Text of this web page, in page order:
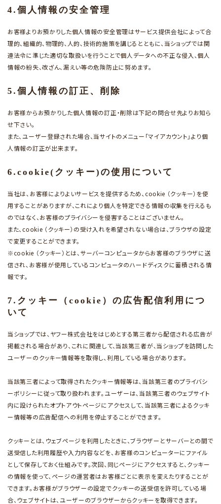
4.個人情報の安全管理
お客様よりお預かりした個人情報の安全管理はサービス提供会社によって合
理的、組織的、物理的、人的、技術的施策を講じるとともに、当ショップでは関
連法令に準じた適切な取扱いを行うことで個人データへの不正な侵入、個人
情報の紛失、改ざん、漏えい等の危険防止に努めます。
5.個人情報の訂正、削除
お客様からお預かりした個人情報の訂正・削除は下記の問合せ先よりお知ら
せ下さい。
また、ユーザー登録された場合、当サイトのメニュー「マイアカウント」より個
人情報の訂正が出来ます。
6.cookie(クッキー)の使用について
当社は、お客様によりよいサービスを提供するため、cookie （クッキー）を使
用することがありますが、これにより個人を特定できる情報の収集を行えるも
のではなく、お客様のプライバシーを侵害することはございません。
また、cookie （クッキー）の受け入れを希望されない場合は、ブラウザの設定
で変更することができます。
※cookie （クッキー）とは、サーバーコンピュータからお客様のブラウザに送
信され、お客様が使用しているコンピュータのハードディスクに蓄積される情
報です。
7.クッキー（cookie）の広告配信利用につ
いて
当ショップでは、ヤフー株式会社をはじめとする第三者から配信される広告が
掲載される場合があり、これに関連して、当該第三者が、当ショップを訪問した
ユーザーのクッキー情報等を取得し、利用している場合があります。
当該第三者によって取得されたクッキー情報等は、当該第三者のプライバシ
ーポリシーに従って取り扱われます。ユーザーは、当該第三者のウェブサイト
内に設けられたオプトアウトページにアクセスして、当該第三者によるクッキ
ー情報等の広告配信への利用を停止することができます。
クッキーとは、ウェブページを利用したときに、ブラウザーとサーバーとの間で
送受信した利用履歴や入力内容などを、お客様のコンピューターにファイル
として保存しておく仕組みです。次回、同じページにアクセスすると、クッキー
の情報を使って、ページの運営者はお客様ごとに表示を変えたりすることが
できます。お客様がブラウザーの設定でクッキーの送受信を許可している場
合、ウェブサイトは、ユーザーのブラウザーからクッキーを取得できます。